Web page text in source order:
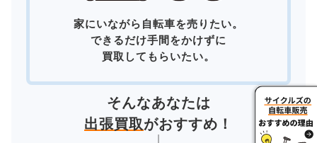
家にいながら自転車を売りたい。
できるだけ手間をかけずに
買取してもらいたい。
そんなあなたは
出張買取がおすすめ！